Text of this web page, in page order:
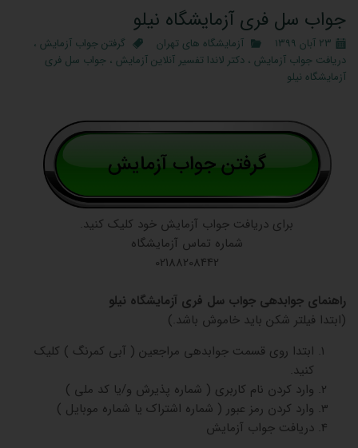
جواب سل فری آزمایشگاه نیلو
۲۳ آبان ۱۳۹۹ آزمایشگاه‌ های تهران گرفتن جواب آزمایش ،
دریافت جواب آزمایش ، دکتر لاندا تفسیر آنلاین آزمایش ، جواب سل فری
آزمایشگاه نیلو
برای دریافت جواب آزمایش خود کلیک کنید.
شماره تماس آزمایشگاه
02188208442
راهنمای جوابدهی جواب سل فری آزمایشگاه نیلو
(ابتدا فیلتر شکن باید خاموش باشد.)
ابتدا روی قسمت جوابدهی مراجعین ( آبی کمرنگ ) کلیک
کنید.
وارد کردن نام کاربری ( شماره پذیرش و/یا کد ملی )
وارد کردن رمز عبور ( شماره اشتراک یا شماره موبایل )
دریافت جواب آزمایش